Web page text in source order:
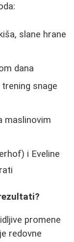
slane hrane
dana
snage
maslinovim
i Eveline
promene
redovne